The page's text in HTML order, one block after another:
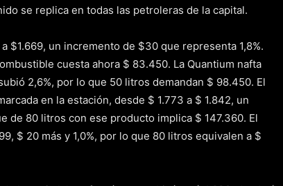
se replica en todas las petroleras de la capital.
$1.669, un incremento de $30 que representa 1,8%.
cuesta ahora $ 83.450. La Quantium nafta
2,6%, por lo que 50 litros demandan $ 98.450. El
en la estación, desde $ 1.773 a $ 1.842, un
de 80 litros con ese producto implica $ 147.360. El
$ 20 más y 1,0%, por lo que 80 litros equivalen a $